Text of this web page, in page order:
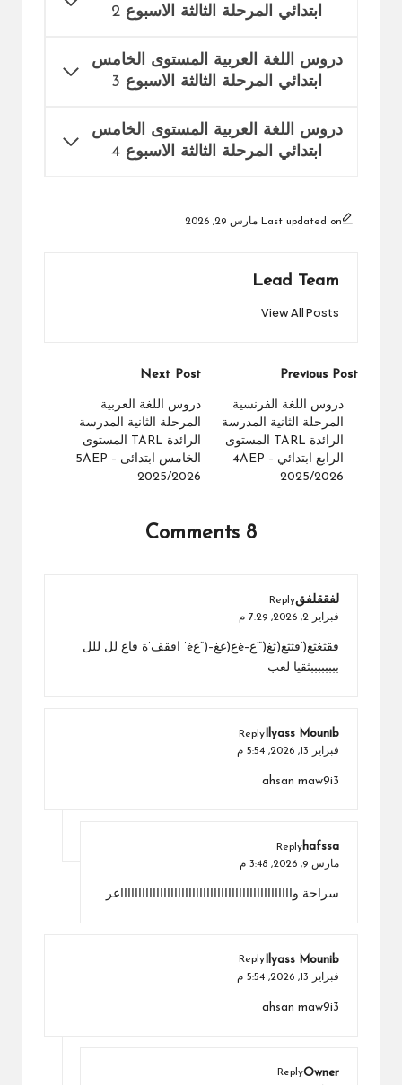
ابتدائي المرحلة الثالثة الاسبوع 2
دروس اللغة العربية المستوى الخامس
ابتدائي المرحلة الثالثة الاسبوع 3
دروس اللغة العربية المستوى الخامس
ابتدائي المرحلة الثالثة الاسبوع 4
Last updated on مارس 29, 2026
Lead Team
View All Posts
Post
navigation
Previous Post
دروس اللغة الفرنسية
المرحلة الثانية المدرسة
الرائدة TARL المستوى
الرابع ابتدائي 4AEP –
2025/2026
Next Post
دروس اللغة العربية
المرحلة الثانية المدرسة
الرائدة TARL المستوى
الخامس ابتدائى 5AEP –
2025/2026
8 Comments
لفققلفقReply
فبراير 2, 2026,
7:29 م
فقثغثغ(‘قثثغ(ثغ(“‘ع–èع(غغ–(“عè’ افقف’ة فاغ لل للل
ببببببببثقيا لعب
Ilyass Mounib
Reply
فبراير 13, 2026,
5:54 م
ahsan maw9i3
hafssa
Reply
مارس 9, 2026,
3:48 م
سراحة وااااااااااااااااااااااااااااااااااااااااااااااااعر
Ilyass Mounib
Reply
فبراير 13, 2026,
5:54 م
ahsan maw9i3
Owner
Reply